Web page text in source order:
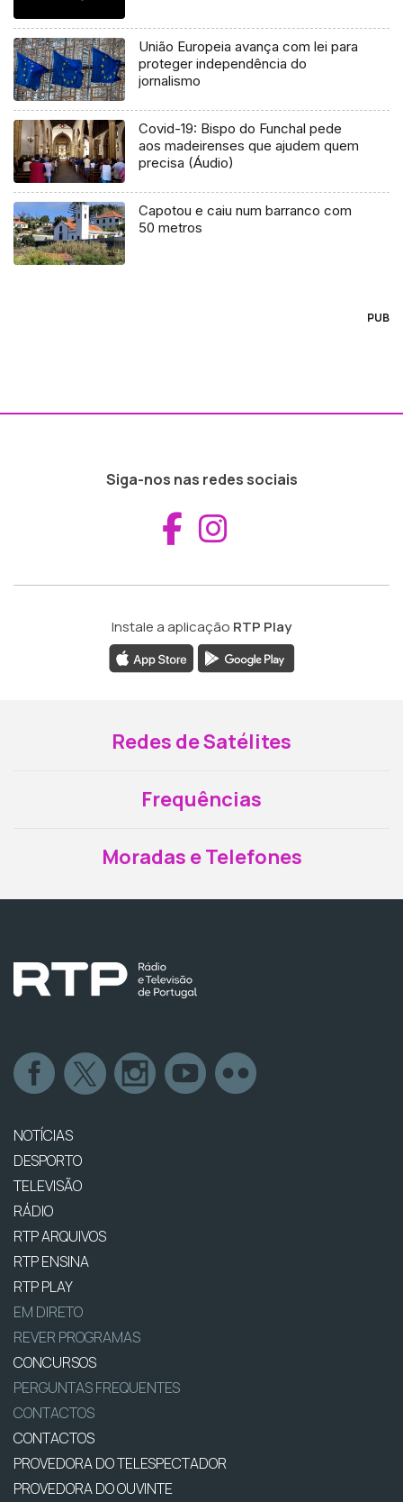
União Europeia avança com lei para
proteger independência do
jornalismo
Covid-19: Bispo do Funchal pede
aos madeirenses que ajudem quem
precisa (Áudio)
Capotou e caiu num barranco com
50 metros
PUB
Siga-nos nas redes sociais
Aceder ao
Instale a aplicação RTP Play
Redes de Satélites
Frequências
Moradas e Telefones
NOTÍCIAS
DESPORTO
TELEVISÃO
RÁDIO
RTP ARQUIVOS
RTP ENSINA
RTP PLAY
EM DIRETO
REVER PROGRAMAS
CONCURSOS
PERGUNTAS FREQUENTES
CONTACTOS
CONTACTOS
PROVEDORA DO TELESPECTADOR
PROVEDORA DO OUVINTE